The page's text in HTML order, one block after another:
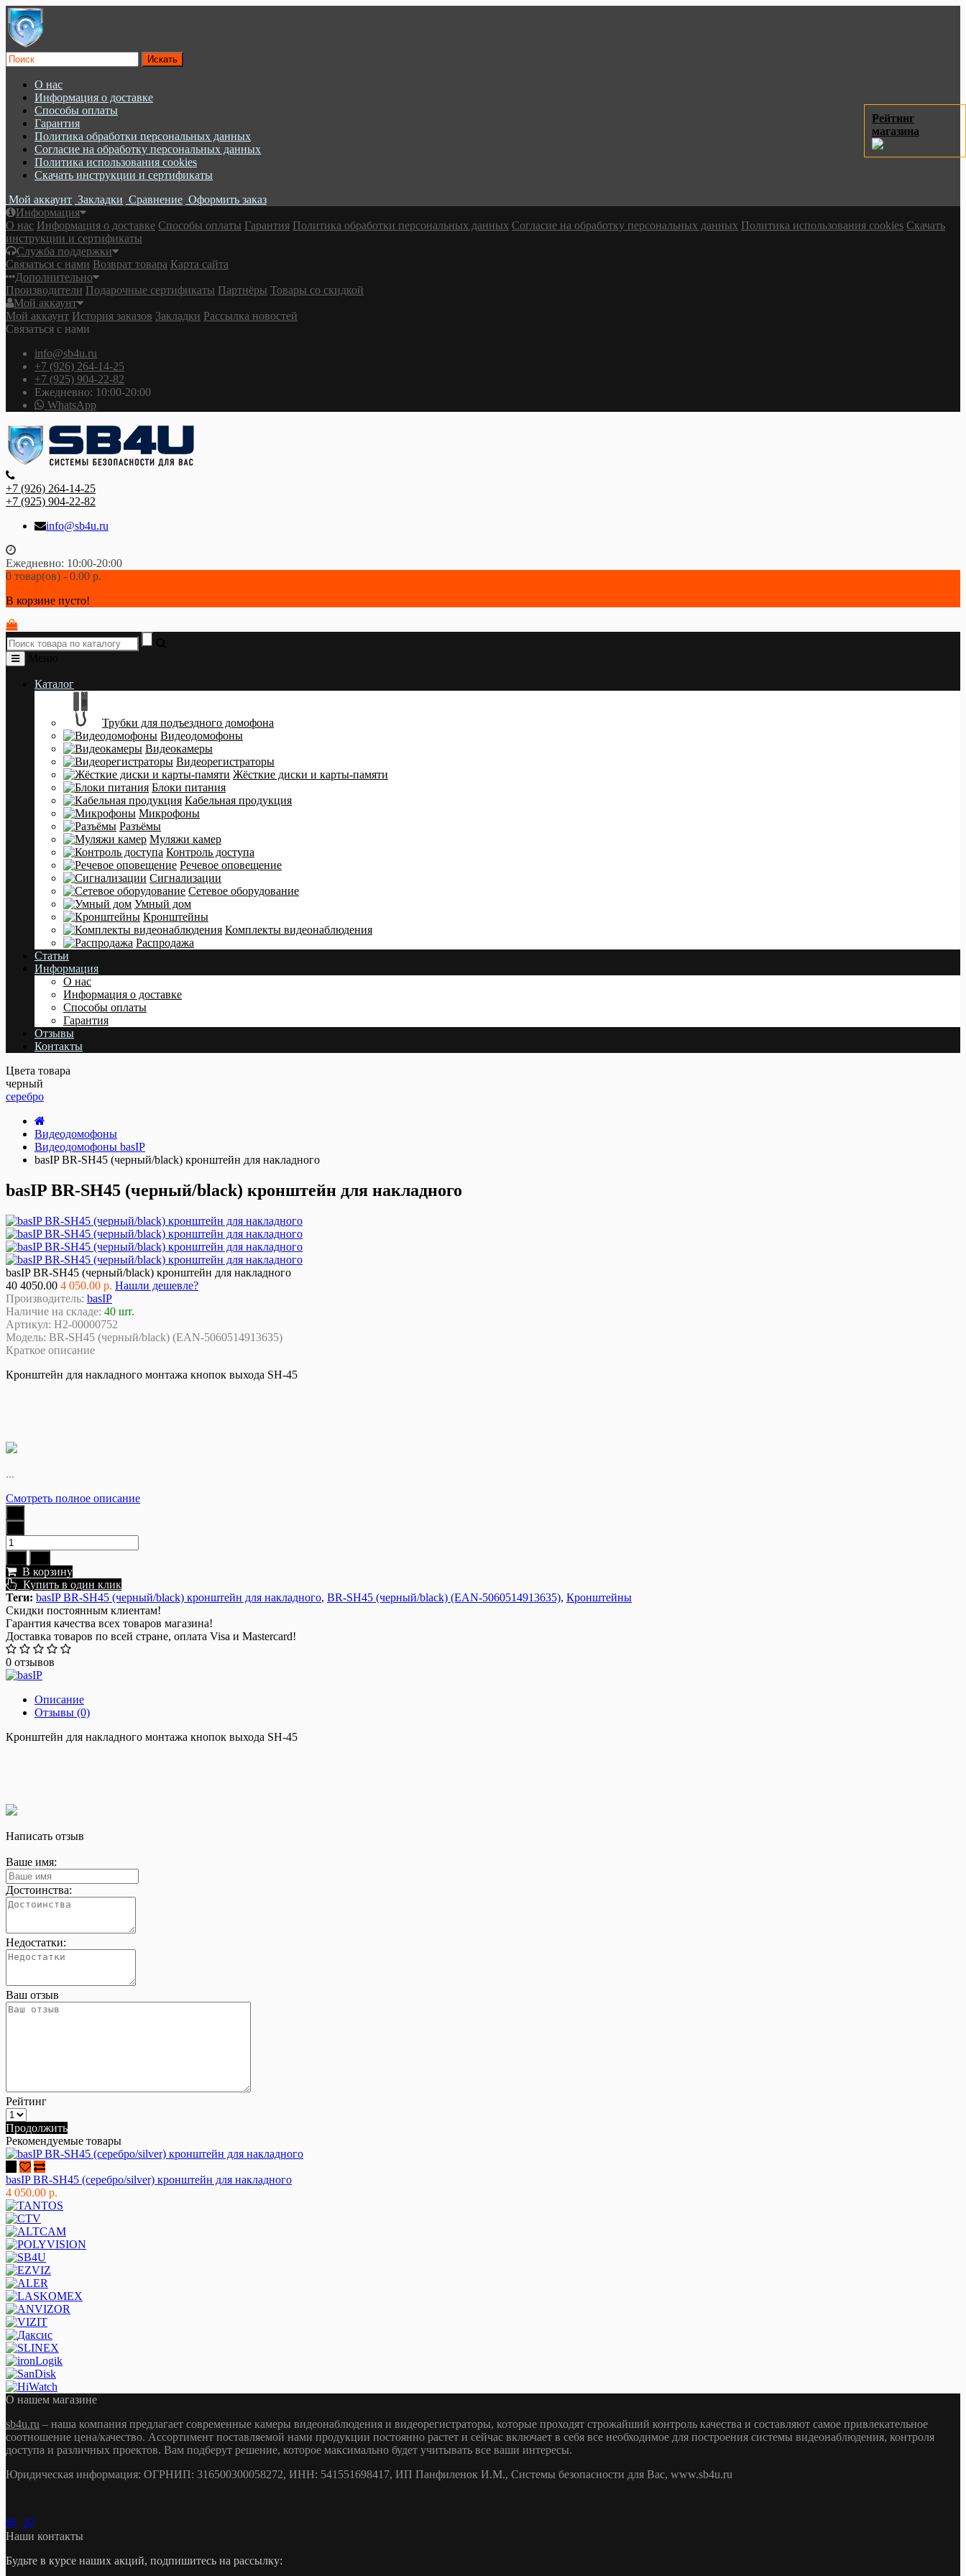
О нас
Информация о доставке
Cпособы оплаты
Гарантия
Политика обработки персональных данных
Согласие на обработку персональных данных
Политика использования cookies
Скачать инструкции и сертификаты
Мой аккаунт Закладки Сравнение Оформить заказ
Информация
О нас Информация о доставке Cпособы оплаты Гарантия Политика обработки персональных данных Согласие на обработку персональных данных Политика использования cookies Скачать
инструкции и сертификаты
Служба поддержки
Связаться с нами Возврат товара Карта сайта
Дополнительно
Производители Подарочные сертификаты Партнёры Товары со скидкой
Мой аккаунт
Мой аккаунт История заказов Закладки Рассылка новостей
Связаться с нами
info@sb4u.ru
+7 (926) 264-14-25
+7 (925) 904-22-82
Ежедневно: 10:00-20:00
WhatsApp
+7 (926) 264-14-25
+7 (925) 904-22-82
info@sb4u.ru
Ежедневно: 10:00-20:00
0 товар(ов) - 0.00 р.
В корзине пусто!
Каталог
Трубки для подъездного домофона
Видеодомофоны
Видеокамеры
Видеорегистраторы
Жёсткие диски и карты-памяти
Блоки питания
Кабельная продукция
Микрофоны
Разъёмы
Муляжи камер
Контроль доступа
Речевое оповещение
Сигнализации
Сетевое оборудование
Умный дом
Кронштейны
Комплекты видеонаблюдения
Распродажа
Статьи
Информация
О нас
Информация о доставке
Cпособы оплаты
Гарантия
Отзывы
Контакты
Цвета товара
черный
серебро
Видеодомофоны
Видеодомофоны basIP
basIP BR-SH45 (черный/black) кронштейн для накладного
basIP BR-SH45 (черный/black) кронштейн для накладного
basIP BR-SH45 (черный/black) кронштейн для накладного
40 4050.00 4 050.00 р. Нашли дешевле?
Производитель: basIP
Наличие на складе: 40 шт.
Артикул: Н2-00000752
Модель: BR-SH45 (черный/black) (EAN-5060514913635)
Краткое описание
Кронштейн для накладного монтажа кнопок выхода SH-45
...
Смотреть полное описание
В корзину
Купить в один клик
Теги: basIP BR-SH45 (черный/black) кронштейн для накладного, BR-SH45 (черный/black) (EAN-5060514913635), Кронштейны
Скидки постоянным клиентам!
Гарантия качества всех товаров магазина!
Доставка товаров по всей стране, оплата Visa и Mastercard!
0 отзывов
Рейтинг
магазина
Описание
Отзывы (0)
Кронштейн для накладного монтажа кнопок выхода SH-45
Написать отзыв
Ваше имя:
Достоинства:
Недостатки:
Ваш отзыв
Рейтинг
Продолжить
Рекомендуемые товары
basIP BR-SH45 (серебро/silver) кронштейн для накладного
4 050.00 р.
О нашем магазине
sb4u.ru – наша компания предлагает современные камеры видеонаблюдения и видеорегистраторы, которые проходят строжайший контроль качества и составляют самое привлекательное
соотношение цена/качество. Ассортимент поставляемой нами продукции постоянно растет и сейчас включает в себя все необходимое для построения системы видеонаблюдения, контроля
доступа и различных проектов. Вам подберут решение, которое максимально будет учитывать все ваши интересы.
Юридическая информация: ОГРНИП: 316500300058272, ИНН: 541551698417, ИП Панфиленок И.М., Системы безопасности для Вас, www.sb4u.ru
Наши контакты
Будьте в курсе наших акций, подпишитесь на рассылку: